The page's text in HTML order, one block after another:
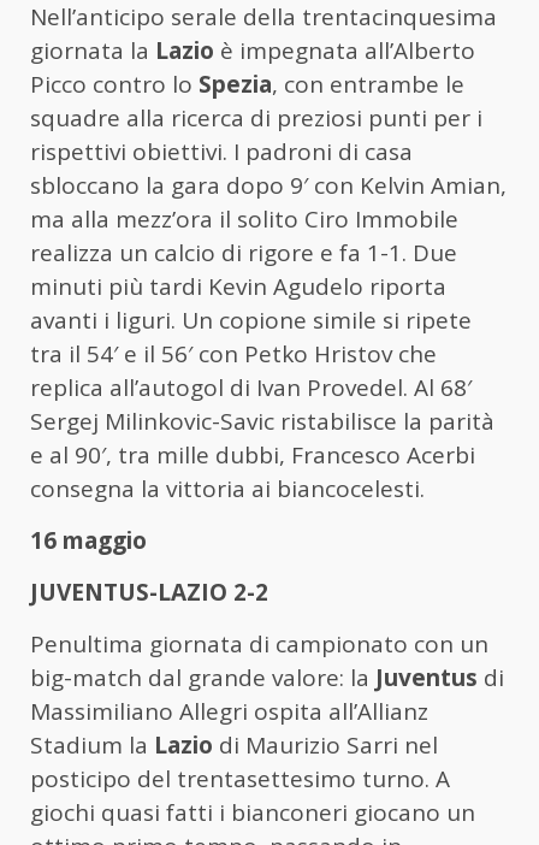
Nell’anticipo serale della trentacinquesima
giornata la Lazio è impegnata all’Alberto
Picco contro lo Spezia, con entrambe le
squadre alla ricerca di preziosi punti per i
rispettivi obiettivi. I padroni di casa
sbloccano la gara dopo 9′ con Kelvin Amian,
ma alla mezz’ora il solito Ciro Immobile
realizza un calcio di rigore e fa 1-1. Due
minuti più tardi Kevin Agudelo riporta
avanti i liguri. Un copione simile si ripete
tra il 54′ e il 56′ con Petko Hristov che
replica all’autogol di Ivan Provedel. Al 68′
Sergej Milinkovic-Savic ristabilisce la parità
e al 90′, tra mille dubbi, Francesco Acerbi
consegna la vittoria ai biancocelesti.
16 maggio
JUVENTUS-LAZIO 2-2
Penultima giornata di campionato con un
big-match dal grande valore: la Juventus di
Massimiliano Allegri ospita all’Allianz
Stadium la Lazio di Maurizio Sarri nel
posticipo del trentasettesimo turno. A
giochi quasi fatti i bianconeri giocano un